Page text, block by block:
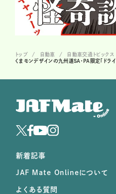
トップ 自動車
自動車交通トピックス
新着記事
JAF Mate Onlineについて
よくある質問